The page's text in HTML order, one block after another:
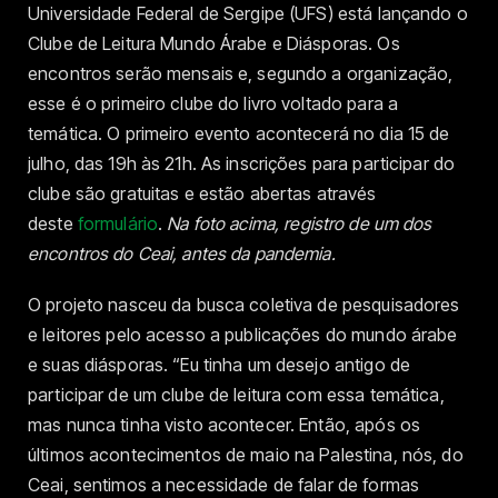
Universidade Federal de Sergipe (UFS) está lançando o
Clube de Leitura Mundo Árabe e Diásporas. Os
encontros serão mensais e, segundo a organização,
esse é o primeiro clube do livro voltado para a
temática. O primeiro evento acontecerá no dia 15 de
julho, das 19h às 21h. As inscrições para participar do
clube são gratuitas e estão abertas através
deste formulário. Na foto acima, registro de um dos
encontros do Ceai, antes da pandemia.
O projeto nasceu da busca coletiva de pesquisadores
e leitores pelo acesso a publicações do mundo árabe
e suas diásporas. “Eu tinha um desejo antigo de
participar de um clube de leitura com essa temática,
mas nunca tinha visto acontecer. Então, após os
últimos acontecimentos de maio na Palestina, nós, do
Ceai, sentimos a necessidade de falar de formas